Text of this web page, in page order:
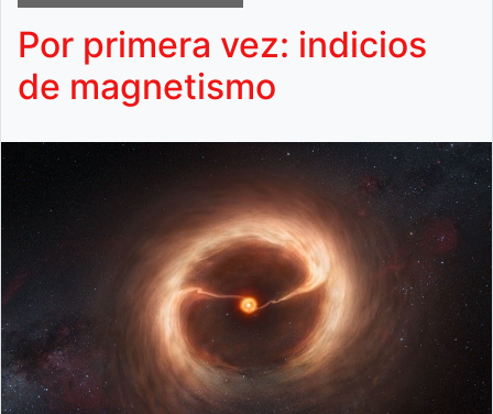
Por primera vez: indicios
de magnetismo